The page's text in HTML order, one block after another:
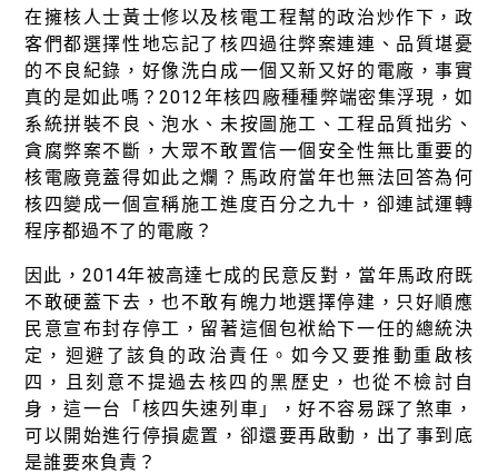
參與綠盟
捐款支持
徵才資訊
活動行事曆
活動紀錄
教育推廣申請
加入志工
在擁核人士黃士修以及核電工程幫的政治炒作下，政
客們都選擇性地忘記了核四過往弊案連連、品質堪憂
的不良紀錄，好像洗白成一個又新又好的電廠，事實
真的是如此嗎？2012年核四廠種種弊端密集浮現，如
系統拼裝不良、泡水、未按圖施工、工程品質拙劣、
貪腐弊案不斷，大眾不敢置信一個安全性無比重要的
核電廠竟蓋得如此之爛？馬政府當年也無法回答為何
核四變成一個宣稱施工進度百分之九十，卻連試運轉
程序都過不了的電廠？
因此，2014年被高達七成的民意反對，當年馬政府既
不敢硬蓋下去，也不敢有魄力地選擇停建，只好順應
民意宣布封存停工，留著這個包袱給下一任的總統決
定，迴避了該負的政治責任。如今又要推動重啟核
四，且刻意不提過去核四的黑歷史，也從不檢討自
身，這一台「核四失速列車」，好不容易踩了煞車，
可以開始進行停損處置，卻還要再啟動，出了事到底
是誰要來負責？